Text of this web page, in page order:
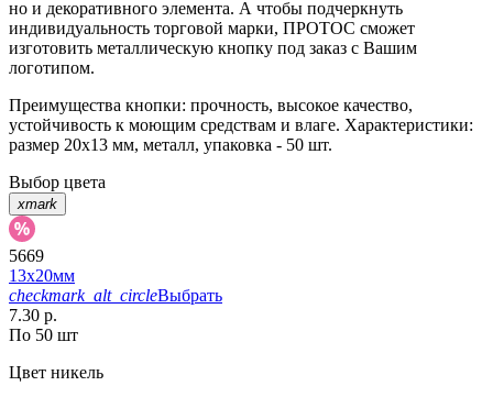
но и декоративного элемента. А чтобы подчеркнуть
индивидуальность торговой марки, ПРОТОС сможет
изготовить металлическую кнопку под заказ с Вашим
логотипом.
Преимущества кнопки: прочность, высокое качество,
устойчивость к моющим средствам и влаге. Характеристики:
размер 20х13 мм, металл, упаковка - 50 шт.
Выбор цвета
xmark
5669
13х20мм
checkmark_alt_circleВыбрать
7.30 р.
По 50 шт
Цвет никель